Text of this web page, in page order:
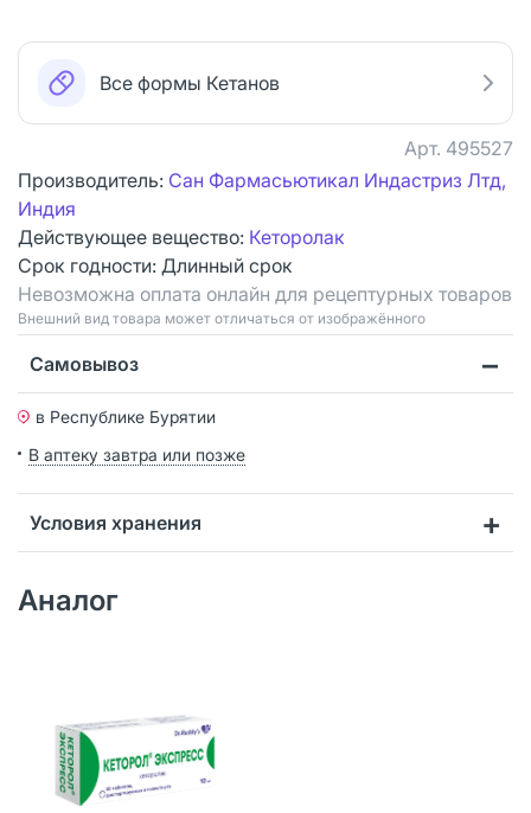
Все формы Кетанов
Арт. 495527
Производитель: Сан Фармасьютикал Индастриз Лтд,
Индия
Действующее вещество: Кеторолак
Срок годности: Длинный срок
Невозможна оплата онлайн для рецептурных товаров
Bнешний вид товара может отличаться от изображённого
Самовывоз
в Республике Бурятии
В аптеку завтра или позже
Условия хранения
Аналог